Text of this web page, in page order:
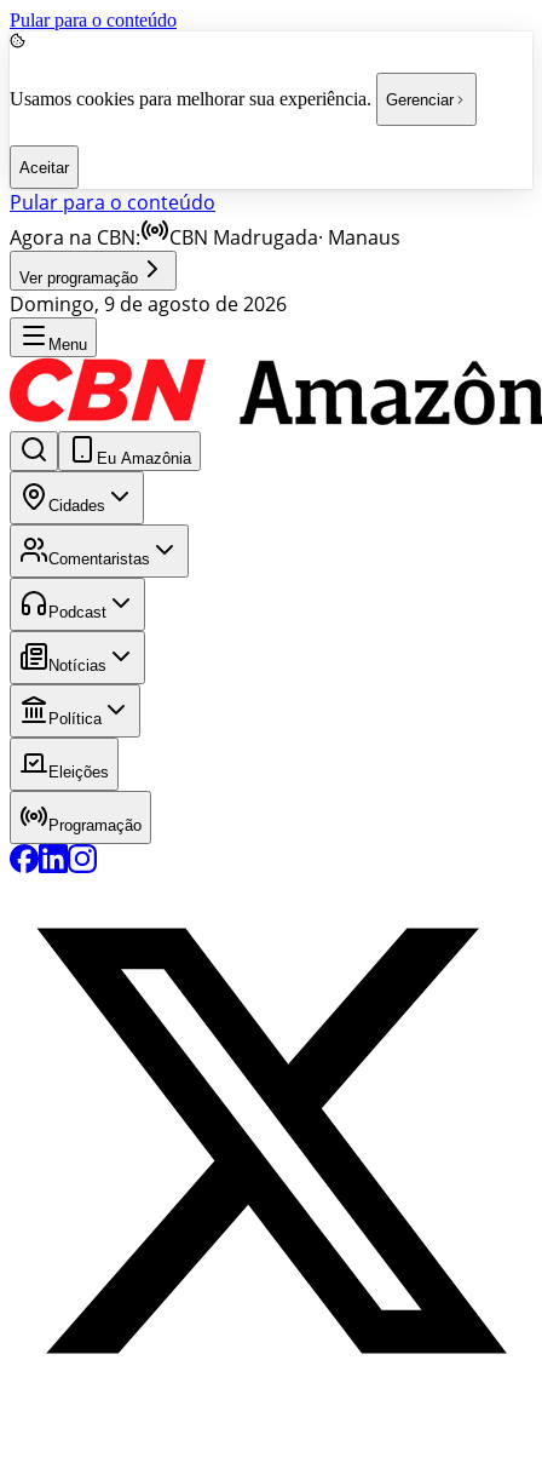
Pular para o conteúdo
Usamos cookies para melhorar sua experiência. Gerenciar
Aceitar
Pular para o conteúdo
Agora na CBN:
CBN Madrugada· Manaus
Ver programação
Domingo, 9 de agosto de 2026
Menu
Eu Amazônia
Cidades
Comentaristas
Podcast
Notícias
Política
Eleições
Programação